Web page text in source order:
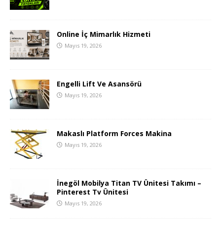
Online İç Mimarlık Hizmeti
Mayıs 19, 2026
Engelli Lift Ve Asansörü
Mayıs 19, 2026
Makaslı Platform Forces Makina
Mayıs 19, 2026
İnegöl Mobilya Titan TV Ünitesi Takımı –
Pinterest Tv Ünitesi
Mayıs 19, 2026